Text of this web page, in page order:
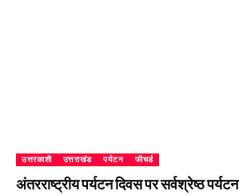
उत्तरकाशी उत्तराखंड पर्यटन फीचर्ड
अंतरराष्ट्रीय पर्यटन दिवस पर सर्वश्रेष्ठ